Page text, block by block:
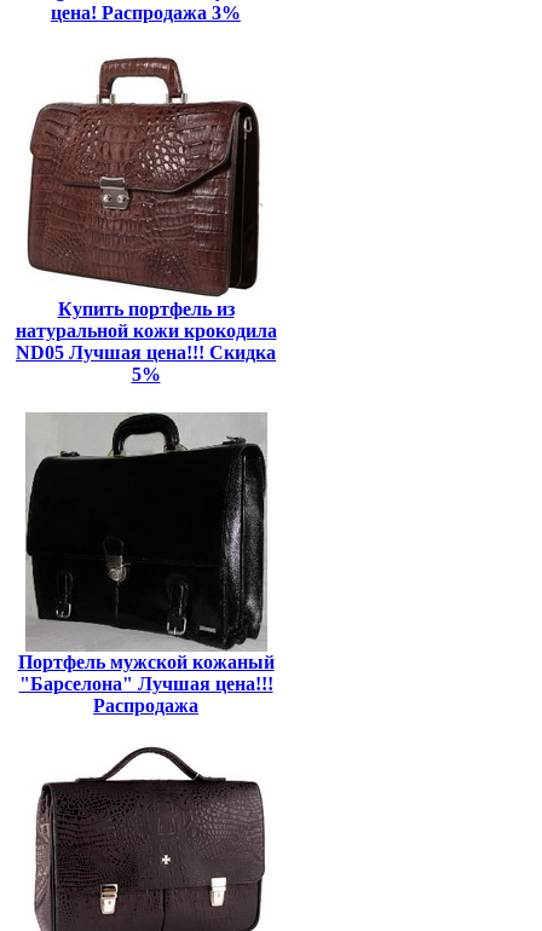
цена! Распродажа 3%
Купить портфель из
натуральной кожи крокодила
ND05 Лучшая цена!!! Скидка
5%
Портфель мужской кожаный
"Барселона" Лучшая цена!!!
Распродажа